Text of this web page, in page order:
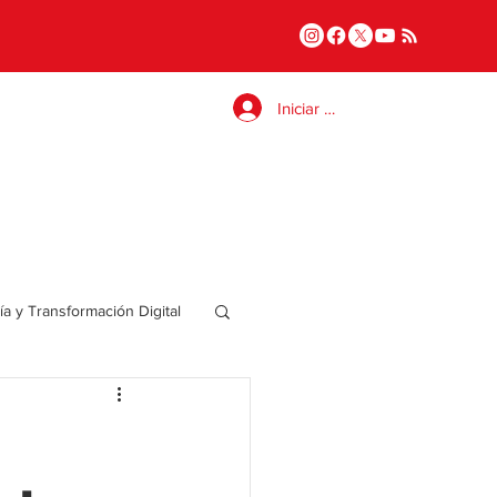
Iniciar sesión
y Transformación Digital